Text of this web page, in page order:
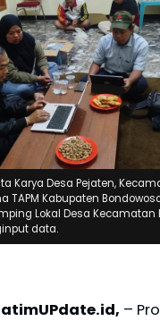
Karya Desa Pejaten,
TAPM Kabupaten
Lokal Desa Kecamatan
data.
–